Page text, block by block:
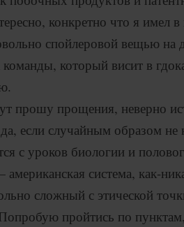
конкретно что я имел
спойлеровой вещью
который висит в
прошу прощения, неверно
если случайным образом не
с уроков биологии и
система, как-
сложный с этической
пройтись по